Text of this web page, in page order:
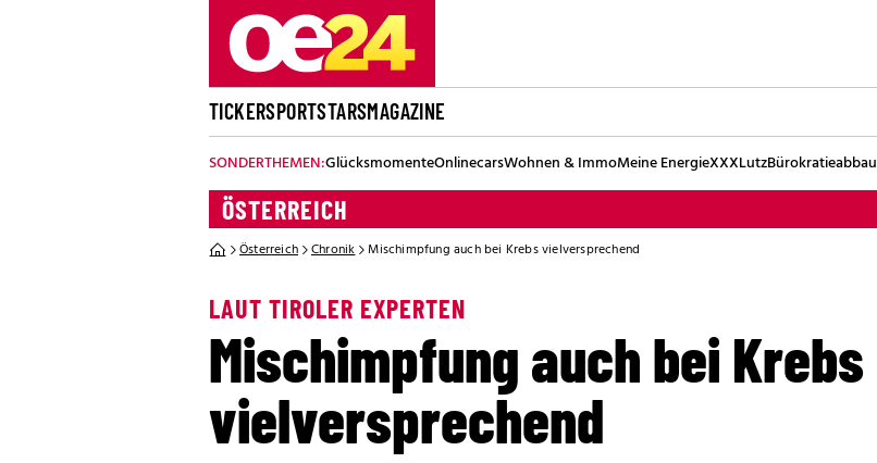
TICKERSPORTSTARSMAGAZINE
SONDERTHEMEN:GlücksmomenteOnlinecarsWohnen & ImmoMeine EnergieXXXLutzBürokratieabbau
ÖSTERREICH
Österreich Chronik Mischimpfung auch bei Krebs vielversprechend
LAUT TIROLER EXPERTEN
Mischimpfung auch bei Krebs
vielversprechend